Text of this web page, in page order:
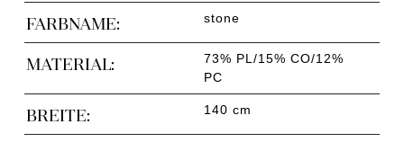
FARBNAME: stone
MATERIAL:
73% PL/15% CO/12%
PC
BREITE: 140 cm